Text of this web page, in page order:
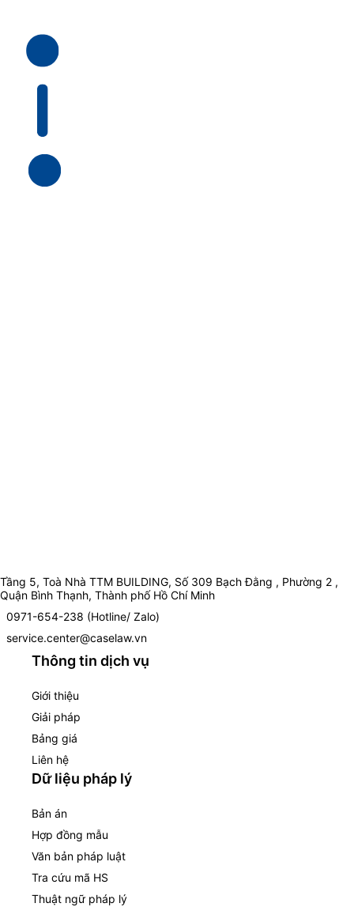
Tầng 5, Toà Nhà TTM BUILDING, Số 309 Bạch Đằng , Phường 2 ,
Quận Bình Thạnh, Thành phố Hồ Chí Minh
0971-654-238 (Hotline/ Zalo)
service.center@caselaw.vn
Thông tin dịch vụ
Giới thiệu
Giải pháp
Bảng giá
Liên hệ
Dữ liệu pháp lý
Bản án
Hợp đồng mẫu
Văn bản pháp luật
Tra cứu mã HS
Thuật ngữ pháp lý